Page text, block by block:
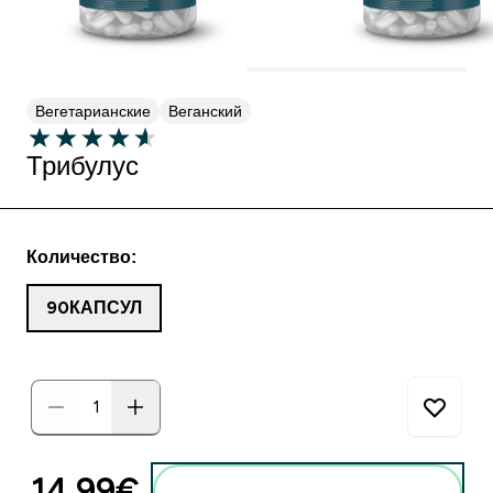
Вегетарианские Веганский
Трибулус
Количество:
90КАПСУЛ